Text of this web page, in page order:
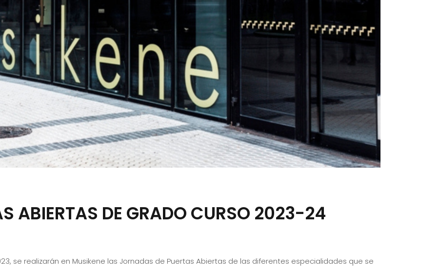
ABIERTAS DE GRADO CURSO 2023-24
se realizarán en Musikene las Jornadas de Puertas Abiertas de las diferentes especialidades que se